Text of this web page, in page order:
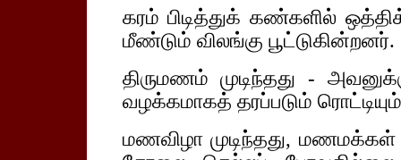
கரம் பிடித்துக் கண்களில்
மீண்டும் விலங்கு பூட்டுகின்றனர்.
திருமணம் முடிந்தது -
வழக்கமாகத் தரப்படும்
மணவிழா முடிந்தது,